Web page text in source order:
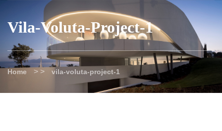
Vila-Voluta-Project-1
Home > > vila-voluta-project-1